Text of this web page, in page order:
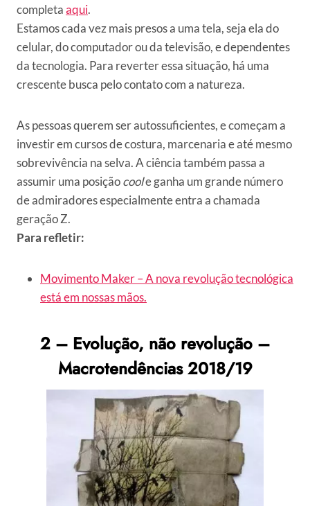
completaaqui.
Estamos cada vez mais presos a uma tela, seja ela do
celular, do computador ou da televisão, e dependentes
da tecnologia. Para reverter essa situação, há uma
crescente busca pelo contato com a natureza.
As pessoas querem ser autossuficientes, e começam a
investir em cursos de costura, marcenaria e até mesmo
sobrevivência na selva. A ciência também passa a
assumir uma posiçãocoole ganha um grande número
de admiradores especialmente entra a chamada
geração Z.
Para refletir:
Movimento Maker – A nova revolução tecnológica
está em nossas mãos.
2 – Evolução, não revolução –
Macrotendências 2018/19